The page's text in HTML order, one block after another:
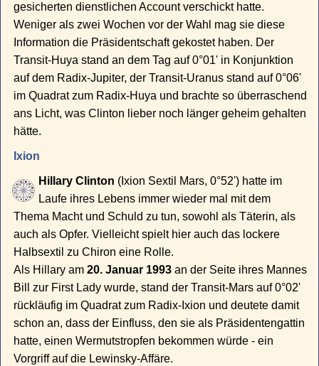
gesicherten dienstlichen Account verschickt hatte.
Weniger als zwei Wochen vor der Wahl mag sie diese
Information die Präsidentschaft gekostet haben. Der
Transit-Huya stand an dem Tag auf 0°01' in Konjunktion
auf dem Radix-Jupiter, der Transit-Uranus stand auf 0°06'
im Quadrat zum Radix-Huya und brachte so überraschend
ans Licht, was Clinton lieber noch länger geheim gehalten
hätte.
Ixion
Hillary Clinton (Ixion Sextil Mars, 0°52') hatte im
Laufe ihres Lebens immer wieder mal mit dem
Thema Macht und Schuld zu tun, sowohl als Täterin, als
auch als Opfer. Vielleicht spielt hier auch das lockere
Halbsextil zu Chiron eine Rolle.
Als Hillary am20. Januar 1993 an der Seite ihres Mannes
Bill zur First Lady wurde, stand der Transit-Mars auf 0°02'
rückläufig im Quadrat zum Radix-Ixion und deutete damit
schon an, dass der Einfluss, den sie als Präsidentengattin
hatte, einen Wermutstropfen bekommen würde - ein
Vorgriff auf die Lewinsky-Affäre.